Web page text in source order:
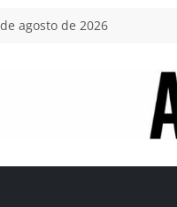
agosto de 2026
Academia